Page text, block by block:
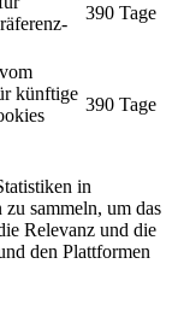
390 Tage
künftige
390 Tage
in
sammeln, um das
Relevanz und die
den Plattformen